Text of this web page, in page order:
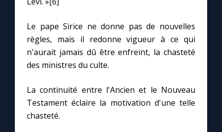
Le pape Sirice ne donne pas de nouvelles
règles, mais il redonne vigueur à ce qui
n'aurait jamais dû être enfreint, la chasteté
des ministres du culte.
La continuité entre l'Ancien et le Nouveau
Testament éclaire la motivation d'une telle
chasteté.